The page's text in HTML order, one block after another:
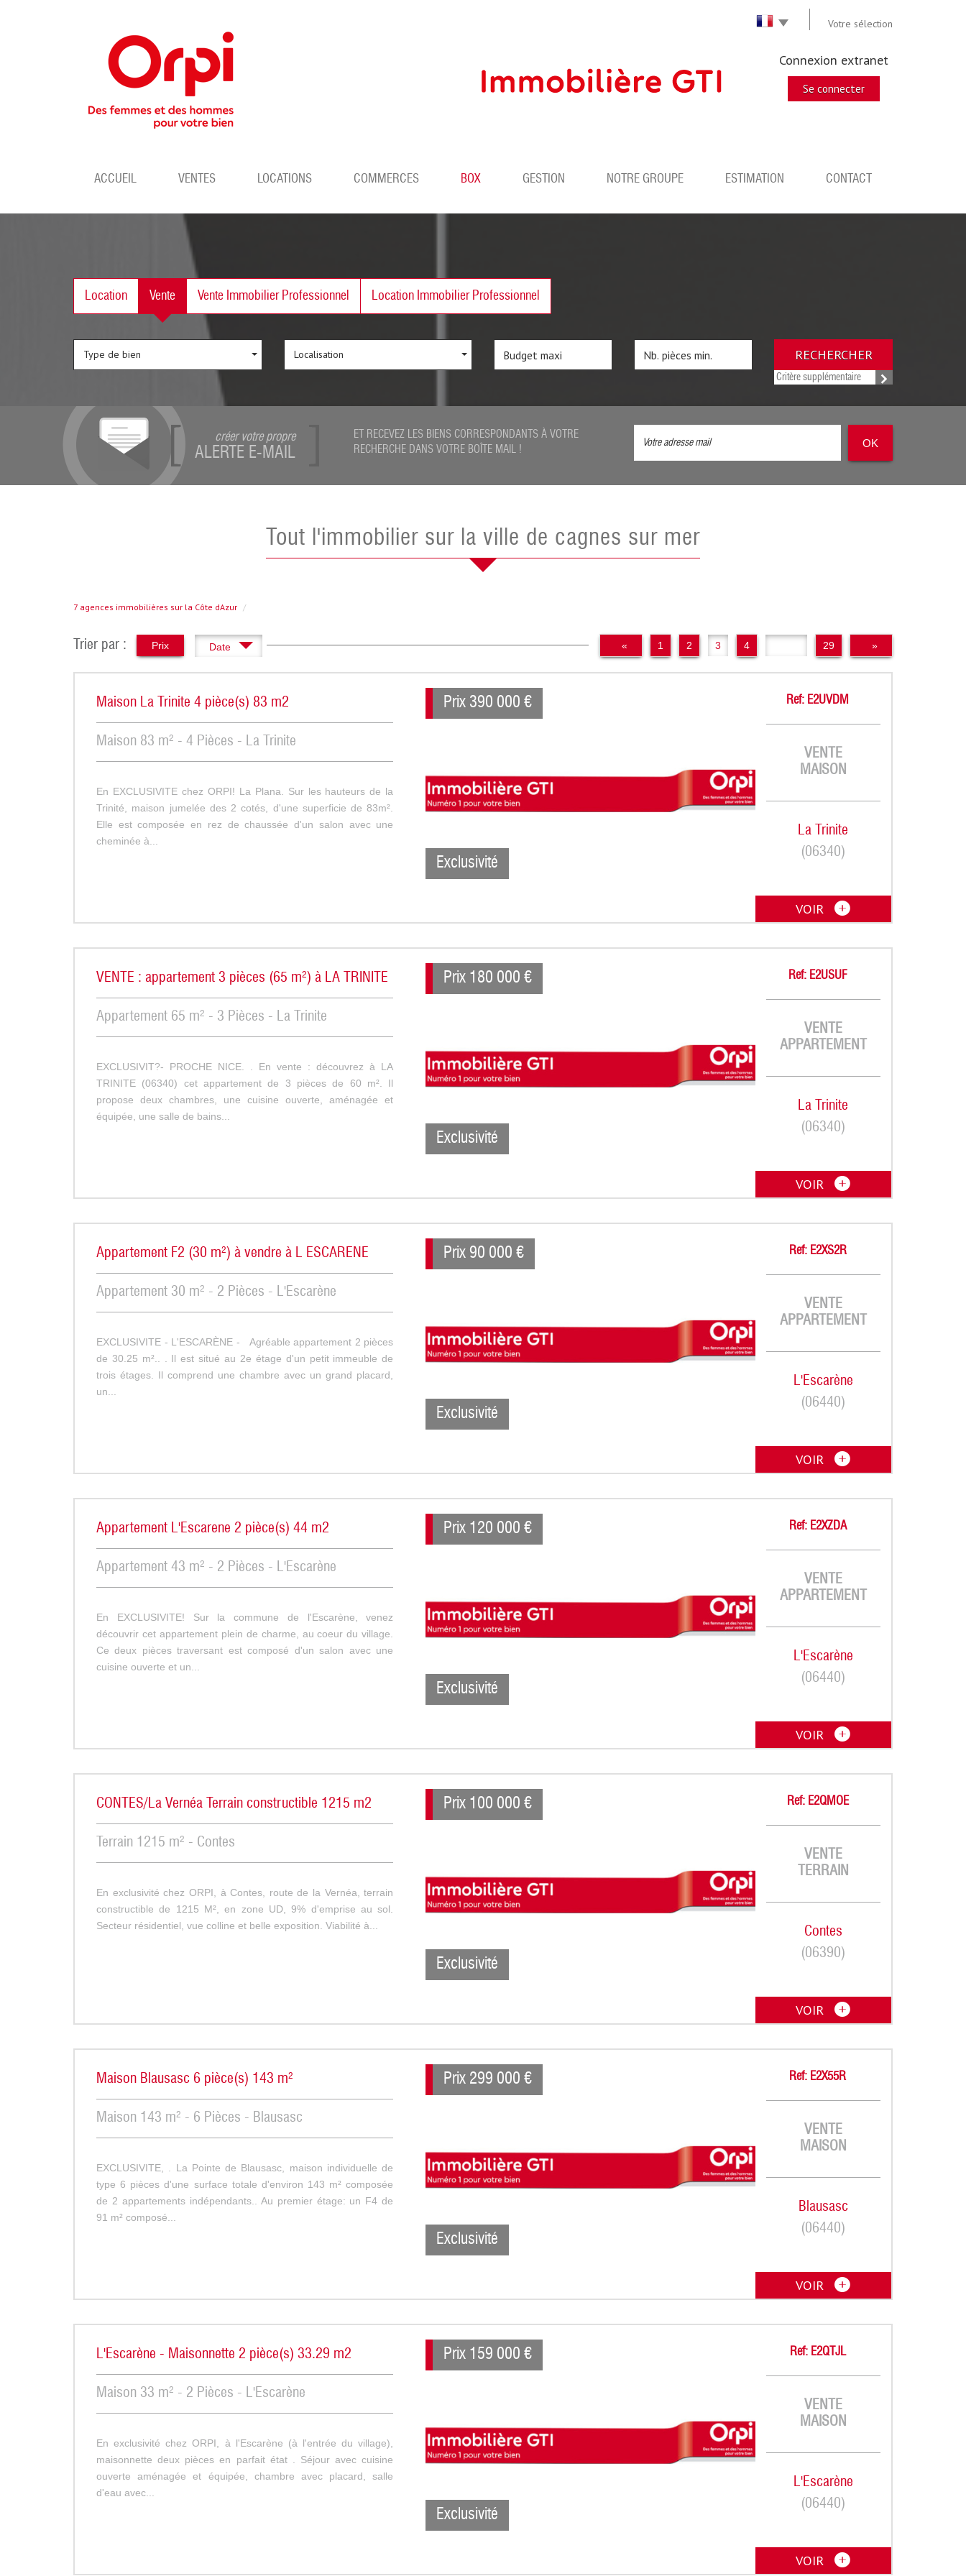
Votre sélection
Connexion extranet
Se connecter
ACCUEIL VENTES LOCATIONS COMMERCES BOX GESTION NOTRE GROUPE ESTIMATION CONTACT
Location Vente Vente Immobilier Professionnel Location Immobilier Professionnel
Type de bien Localisation RECHERCHER
Critère supplémentaire
créer votre propre
ALERTE E-MAIL
ET RECEVEZ LES BIENS CORRESPONDANTS À VOTRE
RECHERCHE DANS VOTRE BOÎTE MAIL !
OK
Tout l'immobilier sur la ville de cagnes sur mer
7 agences immobilières sur la Côte dAzur
Trier par : Prix Date « 1 2 3 4 29 »
Exclusivité
Prix 390 000 €
Maison La Trinite 4 pièce(s) 83 m2
Maison 83 m² - 4 Pièces - La Trinite
En EXCLUSIVITE chez ORPI! La Plana. Sur les hauteurs de la
Trinité, maison jumelée des 2 cotés, d'une superficie de 83m².
Elle est composée en rez de chaussée d'un salon avec une
cheminée à...
Ref: E2UVDM
VENTE
MAISON
La Trinite
(06340)
VOIR
Exclusivité
Prix 180 000 €
VENTE : appartement 3 pièces (65 m²) à LA TRINITE
Appartement 65 m² - 3 Pièces - La Trinite
EXCLUSIVIT?- PROCHE NICE. . En vente : découvrez à LA
TRINITE (06340) cet appartement de 3 pièces de 60 m². Il
propose deux chambres, une cuisine ouverte, aménagée et
équipée, une salle de bains...
Ref: E2USUF
VENTE
APPARTEMENT
La Trinite
(06340)
VOIR
Exclusivité
Prix 90 000 €
Appartement F2 (30 m²) à vendre à L ESCARENE
Appartement 30 m² - 2 Pièces - L'Escarène
EXCLUSIVITE - L'ESCARÈNE - Agréable appartement 2 pièces
de 30.25 m².. . Il est situé au 2e étage d'un petit immeuble de
trois étages. Il comprend une chambre avec un grand placard,
un...
Ref: E2XS2R
VENTE
APPARTEMENT
L'Escarène
(06440)
VOIR
Exclusivité
Prix 120 000 €
Appartement L'Escarene 2 pièce(s) 44 m2
Appartement 43 m² - 2 Pièces - L'Escarène
En EXCLUSIVITE! Sur la commune de l'Escarène, venez
découvrir cet appartement plein de charme, au coeur du village.
Ce deux pièces traversant est composé d'un salon avec une
cuisine ouverte et un...
Ref: E2XZDA
VENTE
APPARTEMENT
L'Escarène
(06440)
VOIR
Exclusivité
Prix 100 000 €
CONTES/La Vernéa Terrain constructible 1215 m2
Terrain 1215 m² - Contes
En exclusivité chez ORPI, à Contes, route de la Vernéa, terrain
constructible de 1215 M², en zone UD, 9% d'emprise au sol.
Secteur résidentiel, vue colline et belle exposition. Viabilité à...
Ref: E2QMOE
VENTE
TERRAIN
Contes
(06390)
VOIR
Exclusivité
Prix 299 000 €
Maison Blausasc 6 pièce(s) 143 m²
Maison 143 m² - 6 Pièces - Blausasc
EXCLUSIVITE, . La Pointe de Blausasc, maison individuelle de
type 6 pièces d'une surface totale d'environ 143 m² composée
de 2 appartements indépendants.. Au premier étage: un F4 de
91 m² composé...
Ref: E2X55R
VENTE
MAISON
Blausasc
(06440)
VOIR
Exclusivité
Prix 159 000 €
L'Escarène - Maisonnette 2 pièce(s) 33.29 m2
Maison 33 m² - 2 Pièces - L'Escarène
En exclusivité chez ORPI, à l'Escarène (à l'entrée du village),
maisonnette deux pièces en parfait état . Séjour avec cuisine
ouverte aménagée et équipée, chambre avec placard, salle
d'eau avec...
Ref: E2QTJL
VENTE
MAISON
L'Escarène
(06440)
VOIR